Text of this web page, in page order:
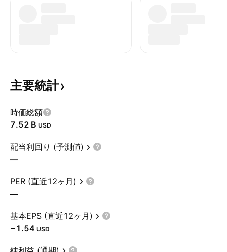
主要統計
時価総額
‪7.52 B‬ USD
配当利回り (予測値)
—
PER (直近12ヶ月)
—
基本EPS (直近12ヶ月)
−1.54 USD